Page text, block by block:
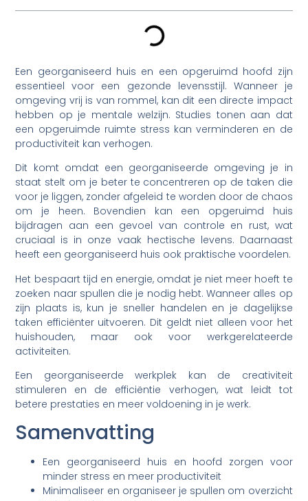
Een georganiseerd huis en een opgeruimd hoofd zijn
essentieel voor een gezonde levensstijl. Wanneer je
omgeving vrij is van rommel, kan dit een directe impact
hebben op je mentale welzijn. Studies tonen aan dat
een opgeruimde ruimte stress kan verminderen en de
productiviteit kan verhogen.
Dit komt omdat een georganiseerde omgeving je in
staat stelt om je beter te concentreren op de taken die
voor je liggen, zonder afgeleid te worden door de chaos
om je heen. Bovendien kan een opgeruimd huis
bijdragen aan een gevoel van controle en rust, wat
cruciaal is in onze vaak hectische levens. Daarnaast
heeft een georganiseerd huis ook praktische voordelen.
Het bespaart tijd en energie, omdat je niet meer hoeft te
zoeken naar spullen die je nodig hebt. Wanneer alles op
zijn plaats is, kun je sneller handelen en je dagelijkse
taken efficiënter uitvoeren. Dit geldt niet alleen voor het
huishouden, maar ook voor werkgerelateerde
activiteiten.
Een georganiseerde werkplek kan de creativiteit
stimuleren en de efficiëntie verhogen, wat leidt tot
betere prestaties en meer voldoening in je werk.
Samenvatting
Een georganiseerd huis en hoofd zorgen voor
minder stress en meer productiviteit
Minimaliseer en organiseer je spullen om overzicht